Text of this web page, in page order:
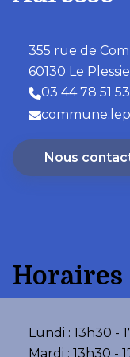
355 rue de
60130 Le
03 44 78 51 53
Nous
Horaires
Lundi : 13h30 -
Mardi : 13h30 -